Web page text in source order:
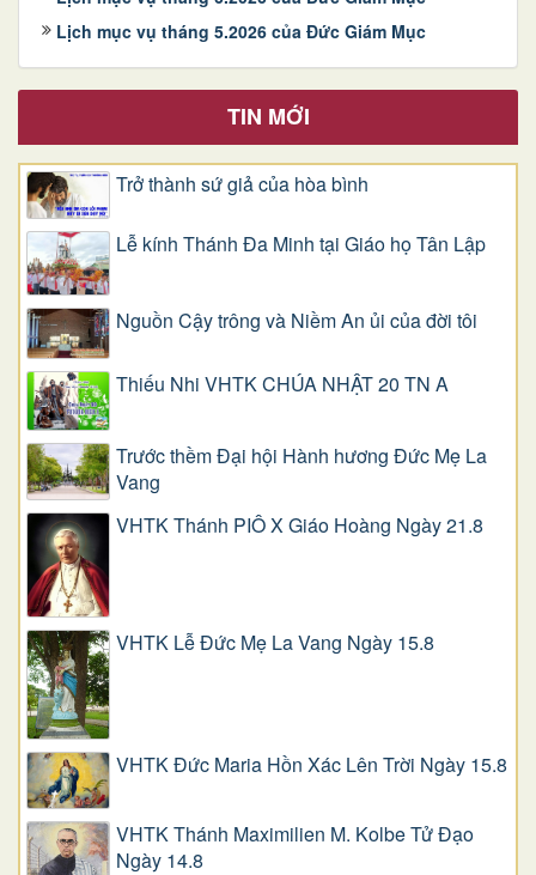
Lịch mục vụ tháng 5.2026 của Đức Giám Mục
TIN MỚI
Trở thành sứ giả của hòa bình
Lễ kính Thánh Đa Minh tại Giáo họ Tân Lập
Nguồn Cậy trông và Niềm An ủi của đời tôi
Thiếu Nhi VHTK CHÚA NHẬT 20 TN A
Trước thềm Đại hội Hành hương Đức Mẹ La
Vang
VHTK Thánh PIÔ X Giáo Hoàng Ngày 21.8
VHTK Lễ Đức Mẹ La Vang Ngày 15.8
VHTK Đức Maria Hồn Xác Lên Trời Ngày 15.8
VHTK Thánh Maximilien M. Kolbe Tử Đạo
Ngày 14.8